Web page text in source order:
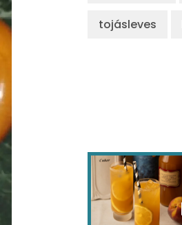
tojásleves